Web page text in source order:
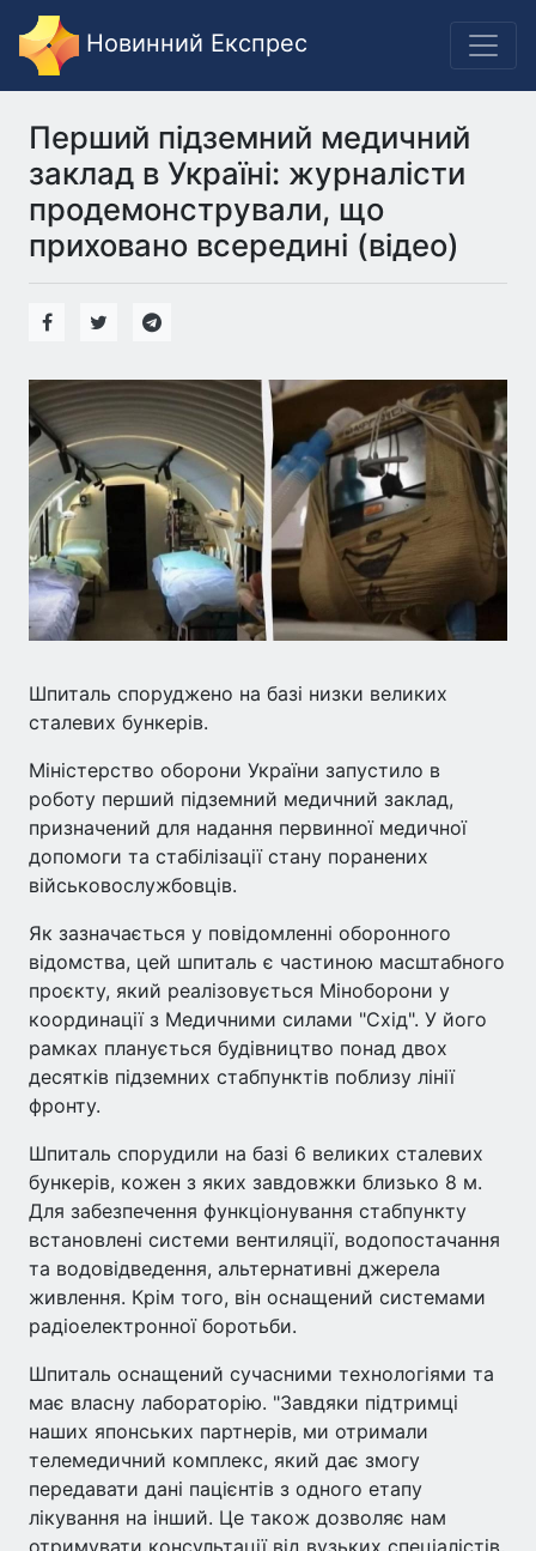
Новинний Експрес
Перший підземний медичний
заклад в Україні: журналісти
продемонстрували, що
приховано всередині (відео)
Шпиталь споруджено на базі низки великих
сталевих бункерів.
Міністерство оборони України запустило в
роботу перший підземний медичний заклад,
призначений для надання первинної медичної
допомоги та стабілізації стану поранених
військовослужбовців.
Як зазначається у повідомленні оборонного
відомства, цей шпиталь є частиною масштабного
проєкту, який реалізовується Міноборони у
координації з Медичними силами "Схід". У його
рамках планується будівництво понад двох
десятків підземних стабпунктів поблизу лінії
фронту.
Шпиталь спорудили на базі 6 великих сталевих
бункерів, кожен з яких завдовжки близько 8 м.
Для забезпечення функціонування стабпункту
встановлені системи вентиляції, водопостачання
та водовідведення, альтернативні джерела
живлення. Крім того, він оснащений системами
радіоелектронної боротьби.
Шпиталь оснащений сучасними технологіями та
має власну лабораторію. "Завдяки підтримці
наших японських партнерів, ми отримали
телемедичний комплекс, який дає змогу
передавати дані пацієнтів з одного етапу
лікування на інший. Це також дозволяє нам
отримувати консультації від вузьких спеціалістів,